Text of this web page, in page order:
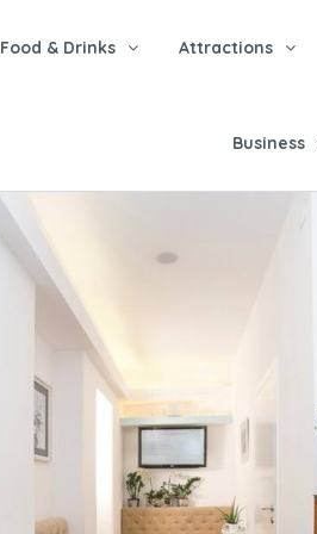
Food & Drinks Attractions
Business